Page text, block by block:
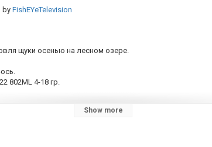
byFishEYeTelevision
щуки осенью на лесном озере.
802ML 4-18 гр.
Show more